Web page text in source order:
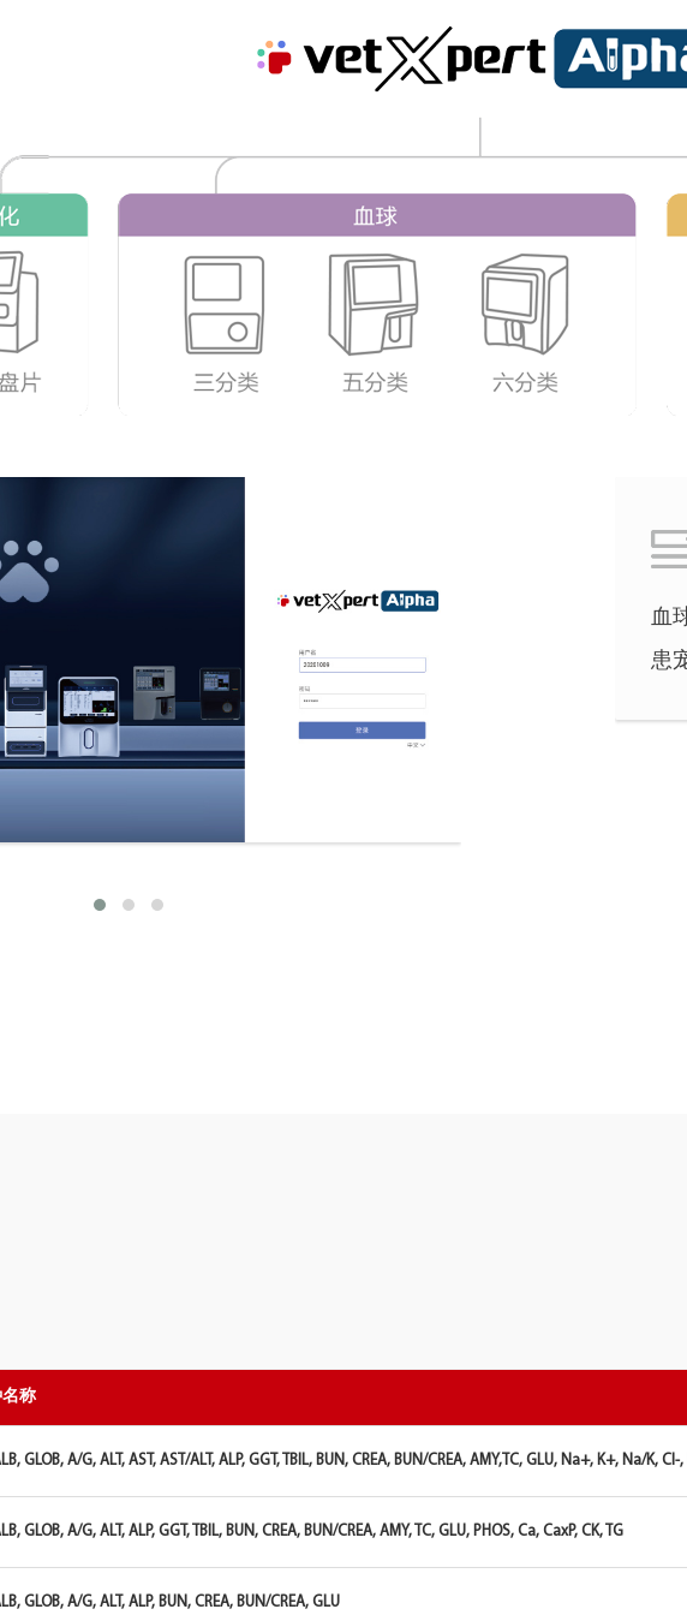
血
患
称
ALB, GLOB, A/G, ALT, AST, AST/ALT, ALP, GGT, TBIL, BUN, CREA, BUN/CREA, AMY,TC, GLU, Na+, K+, Na/K,
GLOB, A/G, ALT, ALP, GGT, TBIL, BUN, CREA, BUN/CREA, AMY, TC, GLU, PHOS, Ca, CaxP, CK, TG
GLOB, A/G, ALT, ALP, BUN, CREA, BUN/CREA, GLU